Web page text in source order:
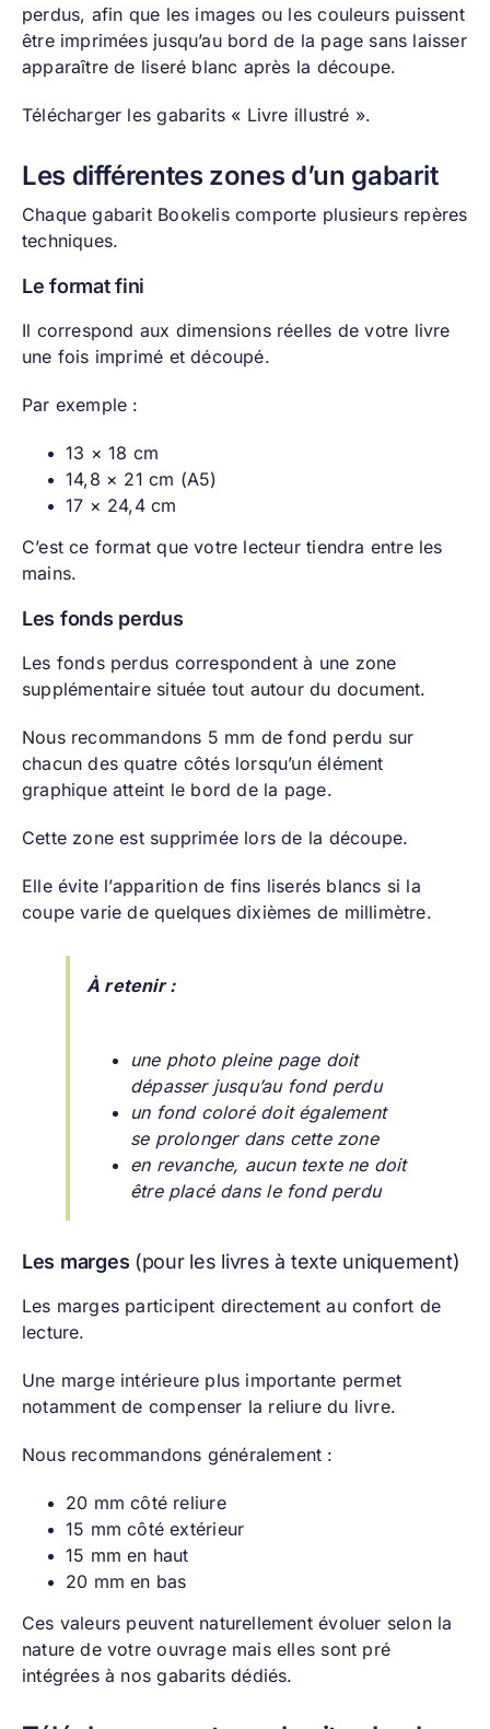
perdus, afin que les images ou les couleurs puissent
être imprimées jusqu’au bord de la page sans laisser
apparaître de liseré blanc après la découpe.
Télécharger les gabarits « Livre illustré ».
Les différentes zones d’un gabarit
Chaque gabarit Bookelis comporte plusieurs repères
techniques.
Le format fini
Il correspond aux dimensions réelles de votre livre
une fois imprimé et découpé.
Par exemple :
13 × 18 cm
14,8 × 21 cm (A5)
17 × 24,4 cm
C’est ce format que votre lecteur tiendra entre les
mains.
Les fonds perdus
Les fonds perdus correspondent à une zone
supplémentaire située tout autour du document.
Nous recommandons 5 mm de fond perdu sur
chacun des quatre côtés lorsqu’un élément
graphique atteint le bord de la page.
Cette zone est supprimée lors de la découpe.
Elle évite l’apparition de fins liserés blancs si la
coupe varie de quelques dixièmes de millimètre.
À retenir :
une photo pleine page doit
dépasser jusqu’au fond perdu
un fond coloré doit également
se prolonger dans cette zone
en revanche, aucun texte ne doit
être placé dans le fond perdu
Les marges (pour les livres à texte uniquement)
Les marges participent directement au confort de
lecture.
Une marge intérieure plus importante permet
notamment de compenser la reliure du livre.
Nous recommandons généralement :
20 mm côté reliure
15 mm côté extérieur
15 mm en haut
20 mm en bas
Ces valeurs peuvent naturellement évoluer selon la
nature de votre ouvrage mais elles sont pré
intégrées à nos gabarits dédiés.